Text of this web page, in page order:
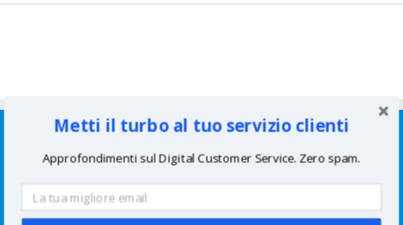
SERVIZI
Corsi di formazione
Metti il turbo al tuo servizio clienti
Approfondimenti sul Digital Customer Service. Zero spam.